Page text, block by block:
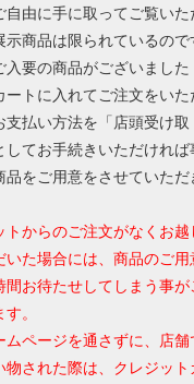
自由に手に取ってご覧いた
示商品は限られているので
入要の商品がございました
ートに入れてご注文をいた
支払い方法を「店頭受け取
してお手続きいただければ
品をご用意をさせていただ
からのご注文がなくお越
いた場合には、商品のご用
間お待たせしてしまう事が
。
ページを通さずに、店舗
物された際は、クレジット